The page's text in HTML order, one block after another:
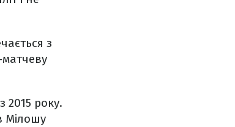
з
2015 року.
Мілошу